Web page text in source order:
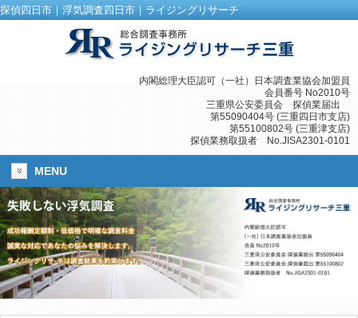
探偵四日市｜浮気調査四日市｜ライジングリサーチ
内閣総理大臣認可（一社）日本調査業協会加盟員
会員番号 No2010号
三重県公安委員会 探偵業届出
第55090404号 (三重四日市支店)
第55100802号 (三重津支店)
探偵業務取扱者 No.JISA2301-0101
MENU